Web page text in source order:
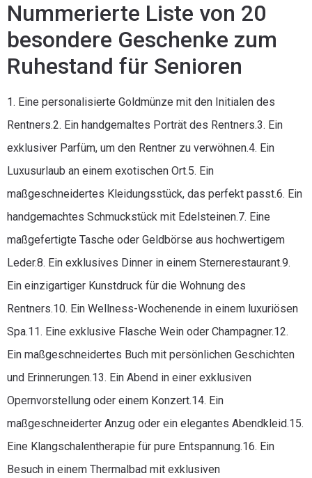
Nummerierte Liste von 20
besondere Geschenke zum
Ruhestand für Senioren
1. Eine personalisierte Goldmünze mit den Initialen des
Rentners.2. Ein handgemaltes Porträt des Rentners.3. Ein
exklusiver Parfüm, um den Rentner zu verwöhnen.4. Ein
Luxusurlaub an einem exotischen Ort.5. Ein
maßgeschneidertes Kleidungsstück, das perfekt passt.6. Ein
handgemachtes Schmuckstück mit Edelsteinen.7. Eine
maßgefertigte Tasche oder Geldbörse aus hochwertigem
Leder.8. Ein exklusives Dinner in einem Sternerestaurant.9.
Ein einzigartiger Kunstdruck für die Wohnung des
Rentners.10. Ein Wellness-Wochenende in einem luxuriösen
Spa.11. Eine exklusive Flasche Wein oder Champagner.12.
Ein maßgeschneidertes Buch mit persönlichen Geschichten
und Erinnerungen.13. Ein Abend in einer exklusiven
Opernvorstellung oder einem Konzert.14. Ein
maßgeschneiderter Anzug oder ein elegantes Abendkleid.15.
Eine Klangschalentherapie für pure Entspannung.16. Ein
Besuch in einem Thermalbad mit exklusiven